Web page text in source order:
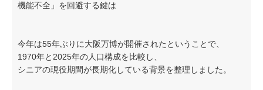
機能不全」を回避する鍵は
今年は55年ぶりに大阪万博が開催されたということで、
1970年と2025年の人口構成を比較し、
シニアの現役期間が長期化している背景を整理しました。